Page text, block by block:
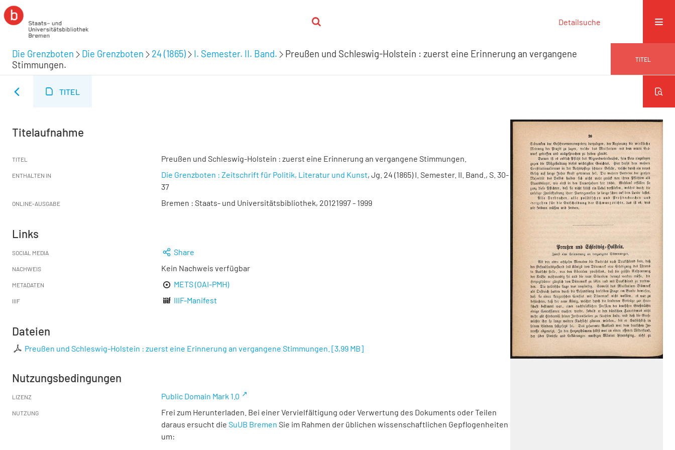
Detailsuche
Die Grenzboten Die Grenzboten 24 (1865) I. Semester. II. Band.
Preußen und Schleswig-Holstein : zuerst eine Erinnerung an vergangene
Stimmungen.
TITEL
TITEL
Titelaufnahme
TITEL Preußen und Schleswig-Holstein : zuerst eine Erinnerung an vergangene Stimmungen.
ENTHALTEN IN Die Grenzboten : Zeitschrift für Politik, Literatur und Kunst, Jg. 24 (1865) I. Semester. II. Band., S. 30-
37
ONLINE-AUSGABE Bremen : Staats- und Universitätsbibliothek, 20121997 - 1999
Links
SOCIAL MEDIA Share
NACHWEIS Kein Nachweis verfügbar
METADATEN METS (OAI-PMH)
IIIF IIIF-Manifest
Dateien
Preußen und Schleswig-Holstein : zuerst eine Erinnerung an vergangene Stimmungen. [3,99 MB]
Nutzungsbedingungen
LIZENZ Public Domain Mark 1.0
NUTZUNG
Frei zum Herunterladen. Bei einer Vervielfältigung oder Verwertung des Dokuments oder Teilen
daraus ersucht die SuUB Bremen Sie im Rahmen der üblichen wissenschaftlichen Gepflogenheiten
um: